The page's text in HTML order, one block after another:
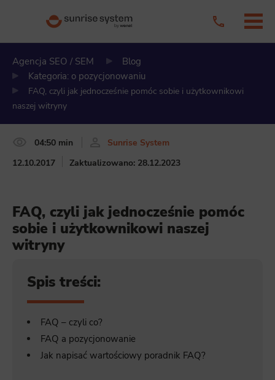
Agencja SEO / SEM
Blog
Kategoria: o pozycjonowaniu
FAQ, czyli jak jednocześnie pomóc sobie i użytkownikowi
naszej witryny
04:50 min
Sunrise System
12.10.2017
Zaktualizowano: 28.12.2023
FAQ, czyli jak jednocześnie pomóc
sobie i użytkownikowi naszej
witryny
Spis treści:
FAQ – czyli co?
FAQ a pozycjonowanie
Jak napisać wartościowy poradnik FAQ?